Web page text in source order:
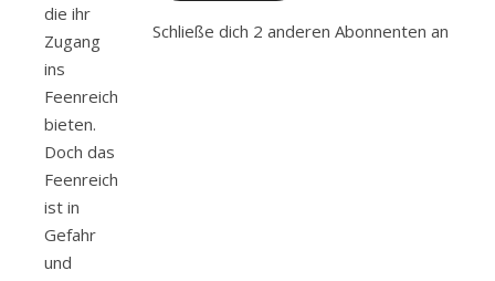
die ihr
Zugang
ins
Feenreich
bieten.
Doch das
Feenreich
ist in
Gefahr
und
Schließe dich 2 anderen Abonnenten an